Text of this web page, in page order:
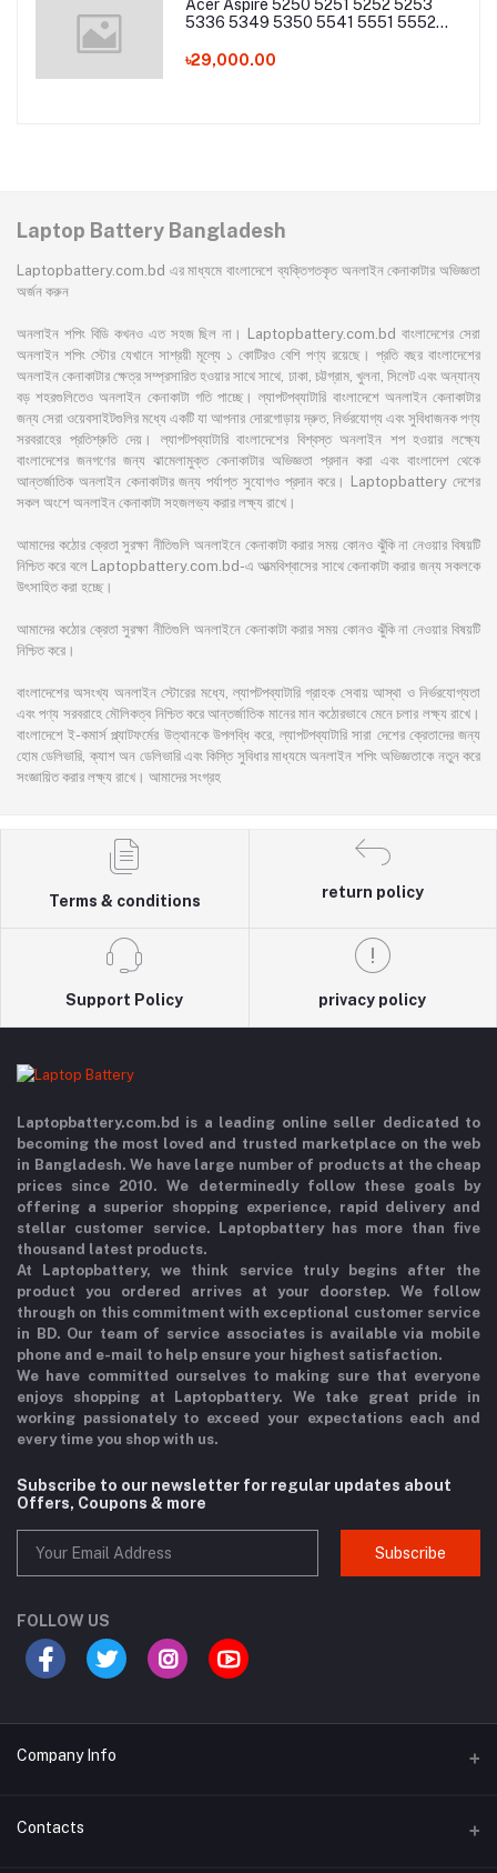
Acer Aspire 5250 5251 5252 5253
5336 5349 5350 5541 5551 5552
5745 5749 5750 5755 5760 7251
৳29,000.00
Laptop Battery Bangladesh
Laptopbattery.com.bd এর মাধ্যমে বাংলাদেশে ব্যক্তিগতকৃত অনলাইন কেনাকাটার অভিজ্ঞতা
অর্জন করুন
অনলাইন শপিং বিডি কখনও এত সহজ ছিল না। Laptopbattery.com.bd বাংলাদেশের সেরা
অনলাইন শপিং স্টোর যেখানে সাশ্রয়ী মূল্যে ১ কোটিরও বেশি পণ্য রয়েছে। প্রতি বছর বাংলাদেশের
অনলাইন কেনাকাটার ক্ষেত্র সম্প্রসারিত হওয়ার সাথে সাথে, ঢাকা, চট্টগ্রাম, খুলনা, সিলেট এবং অন্যান্য
বড় শহরগুলিতেও অনলাইন কেনাকাটা গতি পাচ্ছে। ল্যাপটপব্যাটারি বাংলাদেশে অনলাইন কেনাকাটার
জন্য সেরা ওয়েবসাইটগুলির মধ্যে একটি যা আপনার দোরগোড়ায় দ্রুত, নির্ভরযোগ্য এবং সুবিধাজনক পণ্য
সরবরাহের প্রতিশ্রুতি দেয়। ল্যাপটপব্যাটারি বাংলাদেশের বিশ্বস্ত অনলাইন শপ হওয়ার লক্ষ্যে
বাংলাদেশের জনগণের জন্য ঝামেলামুক্ত কেনাকাটার অভিজ্ঞতা প্রদান করা এবং বাংলাদেশ থেকে
আন্তর্জাতিক অনলাইন কেনাকাটার জন্য পর্যাপ্ত সুযোগও প্রদান করে। Laptopbattery দেশের
সকল অংশে অনলাইন কেনাকাটা সহজলভ্য করার লক্ষ্য রাখে।
আমাদের কঠোর ক্রেতা সুরক্ষা নীতিগুলি অনলাইনে কেনাকাটা করার সময় কোনও ঝুঁকি না নেওয়ার বিষয়টি
নিশ্চিত করে বলে Laptopbattery.com.bd-এ আত্মবিশ্বাসের সাথে কেনাকাটা করার জন্য সকলকে
উৎসাহিত করা হচ্ছে।
আমাদের কঠোর ক্রেতা সুরক্ষা নীতিগুলি অনলাইনে কেনাকাটা করার সময় কোনও ঝুঁকি না নেওয়ার বিষয়টি
নিশ্চিত করে।
বাংলাদেশের অসংখ্য অনলাইন স্টোরের মধ্যে, ল্যাপটপব্যাটারি গ্রাহক সেবায় আস্থা ও নির্ভরযোগ্যতা
এবং পণ্য সরবরাহে মৌলিকত্ব নিশ্চিত করে আন্তর্জাতিক মানের মান কঠোরভাবে মেনে চলার লক্ষ্য রাখে।
বাংলাদেশে ই-কমার্স প্ল্যাটফর্মের উত্থানকে উপলব্ধি করে, ল্যাপটপব্যাটারি সারা দেশের ক্রেতাদের জন্য
হোম ডেলিভারি, ক্যাশ অন ডেলিভারি এবং কিস্তি সুবিধার মাধ্যমে অনলাইন শপিং অভিজ্ঞতাকে নতুন করে
সংজ্ঞায়িত করার লক্ষ্য রাখে। আমাদের সংগ্রহ
Terms & conditions
return policy
Support Policy privacy policy
Laptopbattery.com.bd is a leading online seller dedicated to
becoming the most loved and trusted marketplace on the web
in Bangladesh. We have large number of products at the cheap
prices since 2010. We determinedly follow these goals by
offering a superior shopping experience, rapid delivery and
stellar customer service. Laptopbattery has more than five
thousand latest products.
At Laptopbattery, we think service truly begins after the
product you ordered arrives at your doorstep. We follow
through on this commitment with exceptional customer service
in BD. Our team of service associates is available via mobile
phone and e-mail to help ensure your highest satisfaction.
We have committed ourselves to making sure that everyone
enjoys shopping at Laptopbattery. We take great pride in
working passionately to exceed your expectations each and
every time you shop with us.
Subscribe to our newsletter for regular updates about
Offers, Coupons & more
Subscribe
FOLLOW US
Company Info
Why Buy From Us?
Contacts